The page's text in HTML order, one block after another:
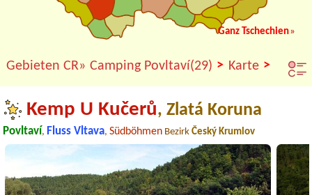
Ganz Tschechien»
Gebieten CR» Camping Povltaví(29) > Karte >
Kemp U Kučerů, Zlatá Koruna
Povltaví, Fluss Vltava,Südböhmen BezirkČeský Krumlov